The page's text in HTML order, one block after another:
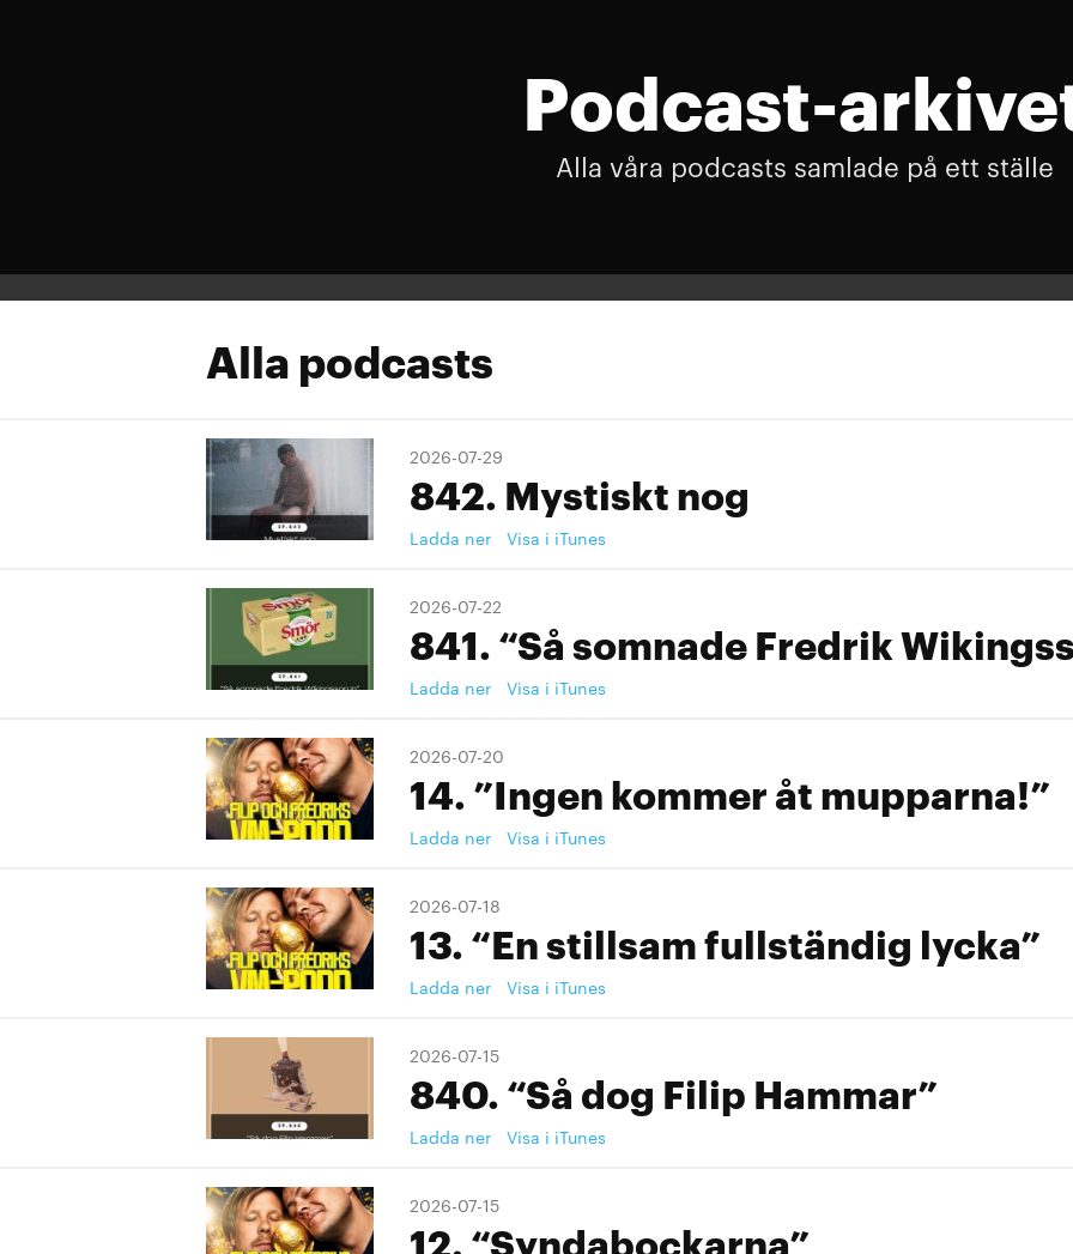
Podcast-
Alla våra podcasts samlade på ett ställe
Alla podcasts
2026-07-29
842. Mystiskt nog
Ladda ner Visa i iTunes
2026-07-22
841. “Så somnade Fredrik
Ladda ner Visa i iTunes
2026-07-20
14. ”Ingen kommer åt mupparna!”
Ladda ner Visa i iTunes
2026-07-18
13. “En stillsam fullständig lycka”
Ladda ner Visa i iTunes
2026-07-15
840. “Så dog Filip Hammar”
Ladda ner Visa i iTunes
2026-07-15
12. “Syndabockarna”